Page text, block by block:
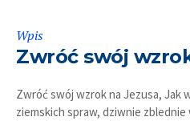
Wpis
Zwróć swój
Zwróć swój wzrok na Jezusa, Jak
ziemskich spraw, dziwnie zblednie